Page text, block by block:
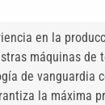
en la
máquinas de
de vanguardia
la máxima